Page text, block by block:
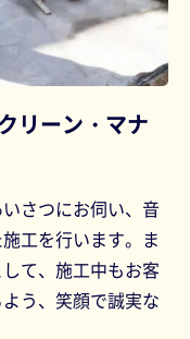
リーン・マナ
さつにお伺い、音
工を行います。ま
て、施工中もお客
う、笑顔で誠実な